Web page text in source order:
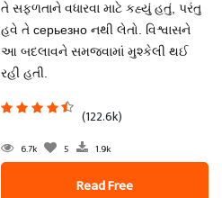
તે સફળતાને વધારવા માટે કહ્યું હતું, પરંતુ
હવે તે серьезно નથી લેતો. વિશ્વાસને
આ બદલાવને સમજવામાં મુશ્કેલી થઈ
રહી હતી.
(122.6k)
6.7k 5 1.9k
Read Free